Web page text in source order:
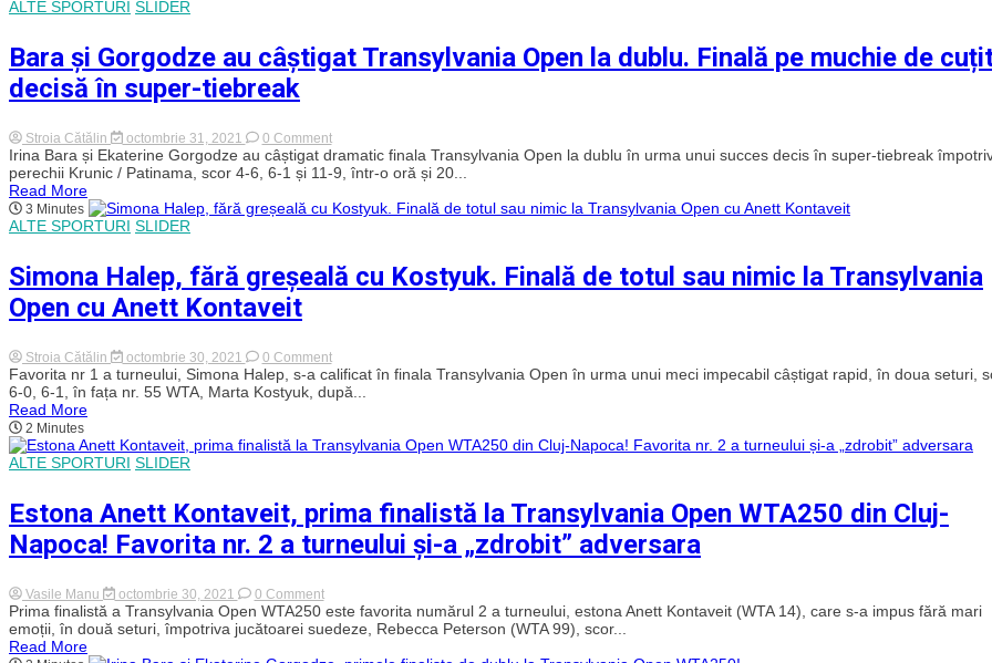
jucătoarele
de
de
la
Transylvania
Open
ALTE SPORTURI SLIDER
Bara și Gorgodze au câștigat Transylvania Open la dublu. Finală pe muchie de
decisă în super-tiebreak
Stroia Cătălin octombrie 31, 2021 0 Commenton
Bara
și
Gorgodze
câștigat
dublu.
Finală
cuțit
decisă
în
super-
Irina Bara și Ekaterine Gorgodze au câștigat dramatic finala Transylvania Open la dublu în urma unui succes decis în super-tiebreak
perechii Krunic / Patinama, scor 4-6, 6-1 și 11-9, într-o oră și 20...
Read More
3 Minutes
ALTE SPORTURI SLIDER
Simona Halep, fără greșeală cu Kostyuk. Finală de totul sau nimic la Transylvania
Open cu Anett Kontaveit
Stroia Cătălin octombrie 30, 2021 0 Commenton
Simona
Halep,
fără
Kostyuk.
sau
nimic
la
Transylvania
Anett
Kontaveit
Favorita nr 1 a turneului, Simona Halep, s-a calificat în finala Transylvania Open în urma unui meci impecabil câștigat rapid, în doua seturi,
6-0, 6-1, în fața nr. 55 WTA, Marta Kostyuk, după...
Read More
2 Minutes
ALTE SPORTURI SLIDER
Estona Anett Kontaveit, prima finalistă la Transylvania Open WTA250 din Cluj-
Napoca! Favorita nr. 2 a turneului și-a „zdrobit” adversara
Vasile Manu octombrie 30, 2021 0 Commenton
Estona
Anett
Kontaveit,
Prima finalistă a Transylvania Open WTA250 este favorita numărul 2 a turneului, estona Anett Kontaveit (WTA 14), care s-a impus fără mari
emoții, în două seturi, împotriva jucătoarei suedeze, Rebecca Peterson (WTA 99), scor...
Read More